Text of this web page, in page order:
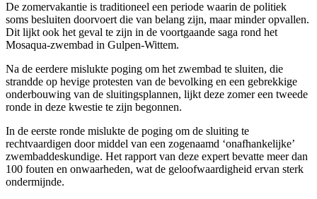
De zomervakantie is traditioneel een periode waarin de politiek
soms besluiten doorvoert die van belang zijn, maar minder opvallen.
Dit lijkt ook het geval te zijn in de voortgaande saga rond het
Mosaqua-zwembad in Gulpen-Wittem.
Na de eerdere mislukte poging om het zwembad te sluiten, die
strandde op hevige protesten van de bevolking en een gebrekkige
onderbouwing van de sluitingsplannen, lijkt deze zomer een tweede
ronde in deze kwestie te zijn begonnen.
In de eerste ronde mislukte de poging om de sluiting te
rechtvaardigen door middel van een zogenaamd ‘onafhankelijke’
zwembaddeskundige. Het rapport van deze expert bevatte meer dan
100 fouten en onwaarheden, wat de geloofwaardigheid ervan sterk
ondermijnde.